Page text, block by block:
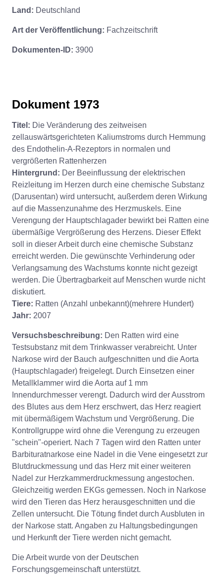
Land: Deutschland
Art der Veröffentlichung: Fachzeitschrift
Dokumenten-ID: 3900
Dokument 1973
Titel: Die Veränderung des zeitweisen
zellauswärtsgerichteten Kaliumstroms durch Hemmung
des Endothelin-A-Rezeptors in normalen und
vergrößerten Rattenherzen
Hintergrund: Der Beeinflussung der elektrischen
Reizleitung im Herzen durch eine chemische Substanz
(Darusentan) wird untersucht, außerdem deren Wirkung
auf die Massenzunahme des Herzmuskels. Eine
Verengung der Hauptschlagader bewirkt bei Ratten eine
übermäßige Vergrößerung des Herzens. Dieser Effekt
soll in dieser Arbeit durch eine chemische Substanz
erreicht werden. Die gewünschte Verhinderung oder
Verlangsamung des Wachstums konnte nicht gezeigt
werden. Die Übertragbarkeit auf Menschen wurde nicht
diskutiert.
Tiere: Ratten (Anzahl unbekannt)(mehrere Hundert)
Jahr: 2007
Versuchsbeschreibung: Den Ratten wird eine
Testsubstanz mit dem Trinkwasser verabreicht. Unter
Narkose wird der Bauch aufgeschnitten und die Aorta
(Hauptschlagader) freigelegt. Durch Einsetzen einer
Metallklammer wird die Aorta auf 1 mm
Innendurchmesser verengt. Dadurch wird der Ausstrom
des Blutes aus dem Herz erschwert, das Herz reagiert
mit übermäßigem Wachstum und Vergrößerung. Die
Kontrollgruppe wird ohne die Verengung zu erzeugen
"schein"-operiert. Nach 7 Tagen wird den Ratten unter
Barbituratnarkose eine Nadel in die Vene eingesetzt zur
Blutdruckmessung und das Herz mit einer weiteren
Nadel zur Herzkammerdruckmessung angestochen.
Gleichzeitig werden EKGs gemessen. Noch in Narkose
wird den Tieren das Herz herausgeschnitten und die
Zellen untersucht. Die Tötung findet durch Ausbluten in
der Narkose statt. Angaben zu Haltungsbedingungen
und Herkunft der Tiere werden nicht gemacht.
Die Arbeit wurde von der Deutschen
Forschungsgemeinschaft unterstützt.